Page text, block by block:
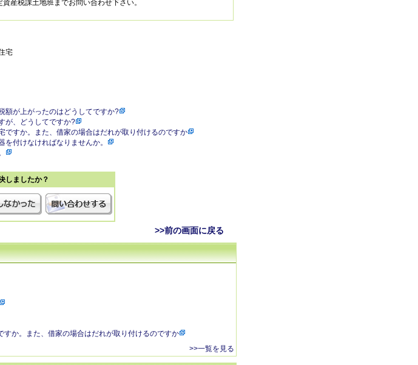
税課土地班までお問い合わせ下さい。
宅
額が上がったのはどうしてですか?
が、どうしてですか?
すか。また、借家の場合はだれが取り付けるのですか
付けなければなりませんか。
しましたか？
>>前の画面に戻る
か。また、借家の場合はだれが取り付けるのですか
>>一覧を見る